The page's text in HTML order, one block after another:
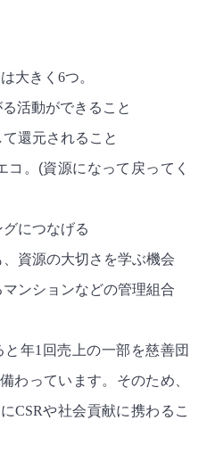
大きく6つ。
活動ができること
還元されること
。(資源になって戻ってく
につなげる
資源の大切さを学ぶ機会
ンションなどの管理組合
年1回売上の一部を慈善団
わっています。そのため、
CSRや社会貢献に携わるこ